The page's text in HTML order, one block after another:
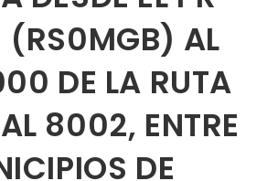
AL
DE LA RUTA
8002, ENTRE
DE